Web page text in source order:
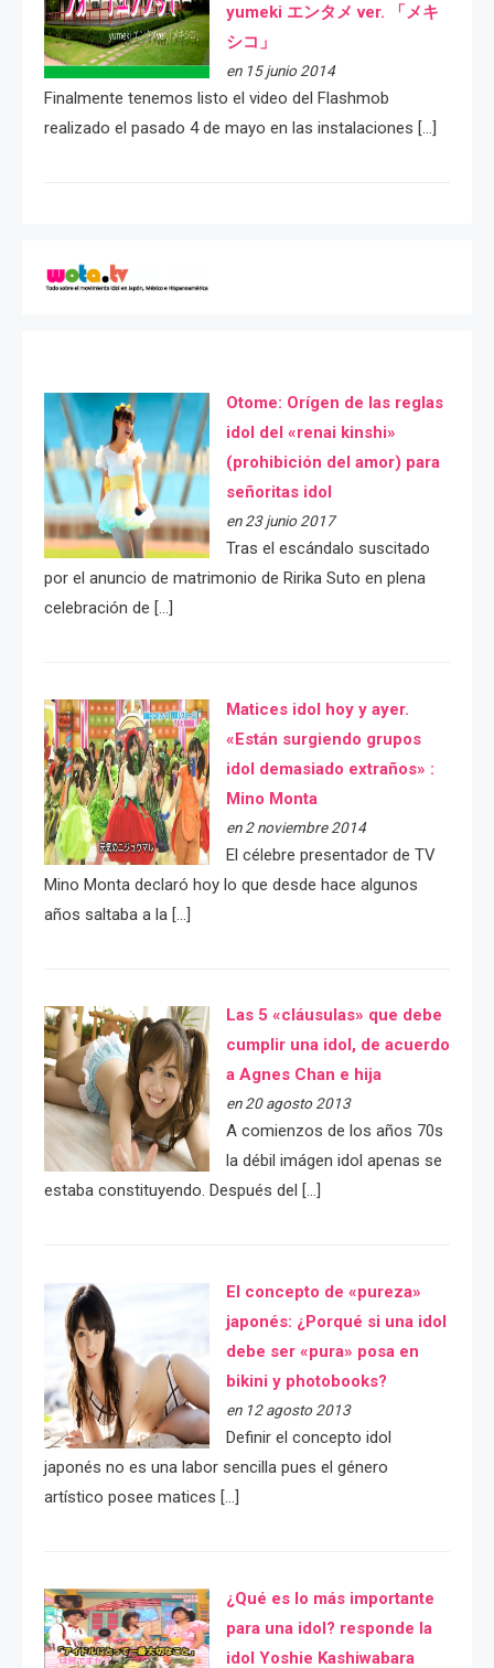
yumeki エンタメ ver. 「メキ
シコ」
en 15 junio 2014
Finalmente tenemos listo el video del Flashmob
realizado el pasado 4 de mayo en las instalaciones […]
Otome: Orígen de las reglas
idol del «renai kinshi»
(prohibición del amor) para
señoritas idol
en 23 junio 2017
Tras el escándalo suscitado
por el anuncio de matrimonio de Ririka Suto en plena
celebración de […]
Matices idol hoy y ayer.
«Están surgiendo grupos
idol demasiado extraños» :
Mino Monta
en 2 noviembre 2014
El célebre presentador de TV
Mino Monta declaró hoy lo que desde hace algunos
años saltaba a la […]
Las 5 «cláusulas» que debe
cumplir una idol, de acuerdo
a Agnes Chan e hija
en 20 agosto 2013
A comienzos de los años 70s
la débil imágen idol apenas se
estaba constituyendo. Después del […]
El concepto de «pureza»
japonés: ¿Porqué si una idol
debe ser «pura» posa en
bikini y photobooks?
en 12 agosto 2013
Definir el concepto idol
japonés no es una labor sencilla pues el género
artístico posee matices […]
¿Qué es lo más importante
para una idol? responde la
idol Yoshie Kashiwabara